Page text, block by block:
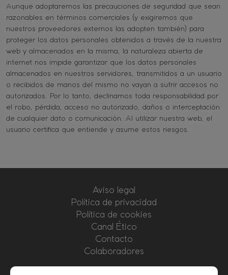
Aunque adoptaremos las precauciones de seguridad que sean
razonables en términos comerciales (y exigiremos que
nuestros proveedores externos las adopten también) para
proteger los datos personales obtenidos a través de la nuestra
web y almacenados en la misma, la naturaleza abierta de
internet nos impide garantizar que los datos personales
almacenados en nuestros servidores, transmitidos a un usuario
o recibidos de manos del mismo no vayan a sufrir accesos no
autorizados. Por lo tanto, declinamos toda responsabilidad por
el robo, pérdida, acceso no autorizado, daños o interceptación
de cualquier dato o comunicación. Al utilizar nuestra web, el
usuario certifica que entiende y asume estos riesgos.
Aviso legal
Política de privacidad
Política de cookies
Canal Ético
Contacto
Colaboradores